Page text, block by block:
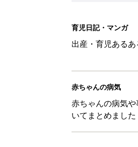
育児日記・マンガ
出産・育児ある
赤ちゃんの病気
赤ちゃんの病気
いてまとめました